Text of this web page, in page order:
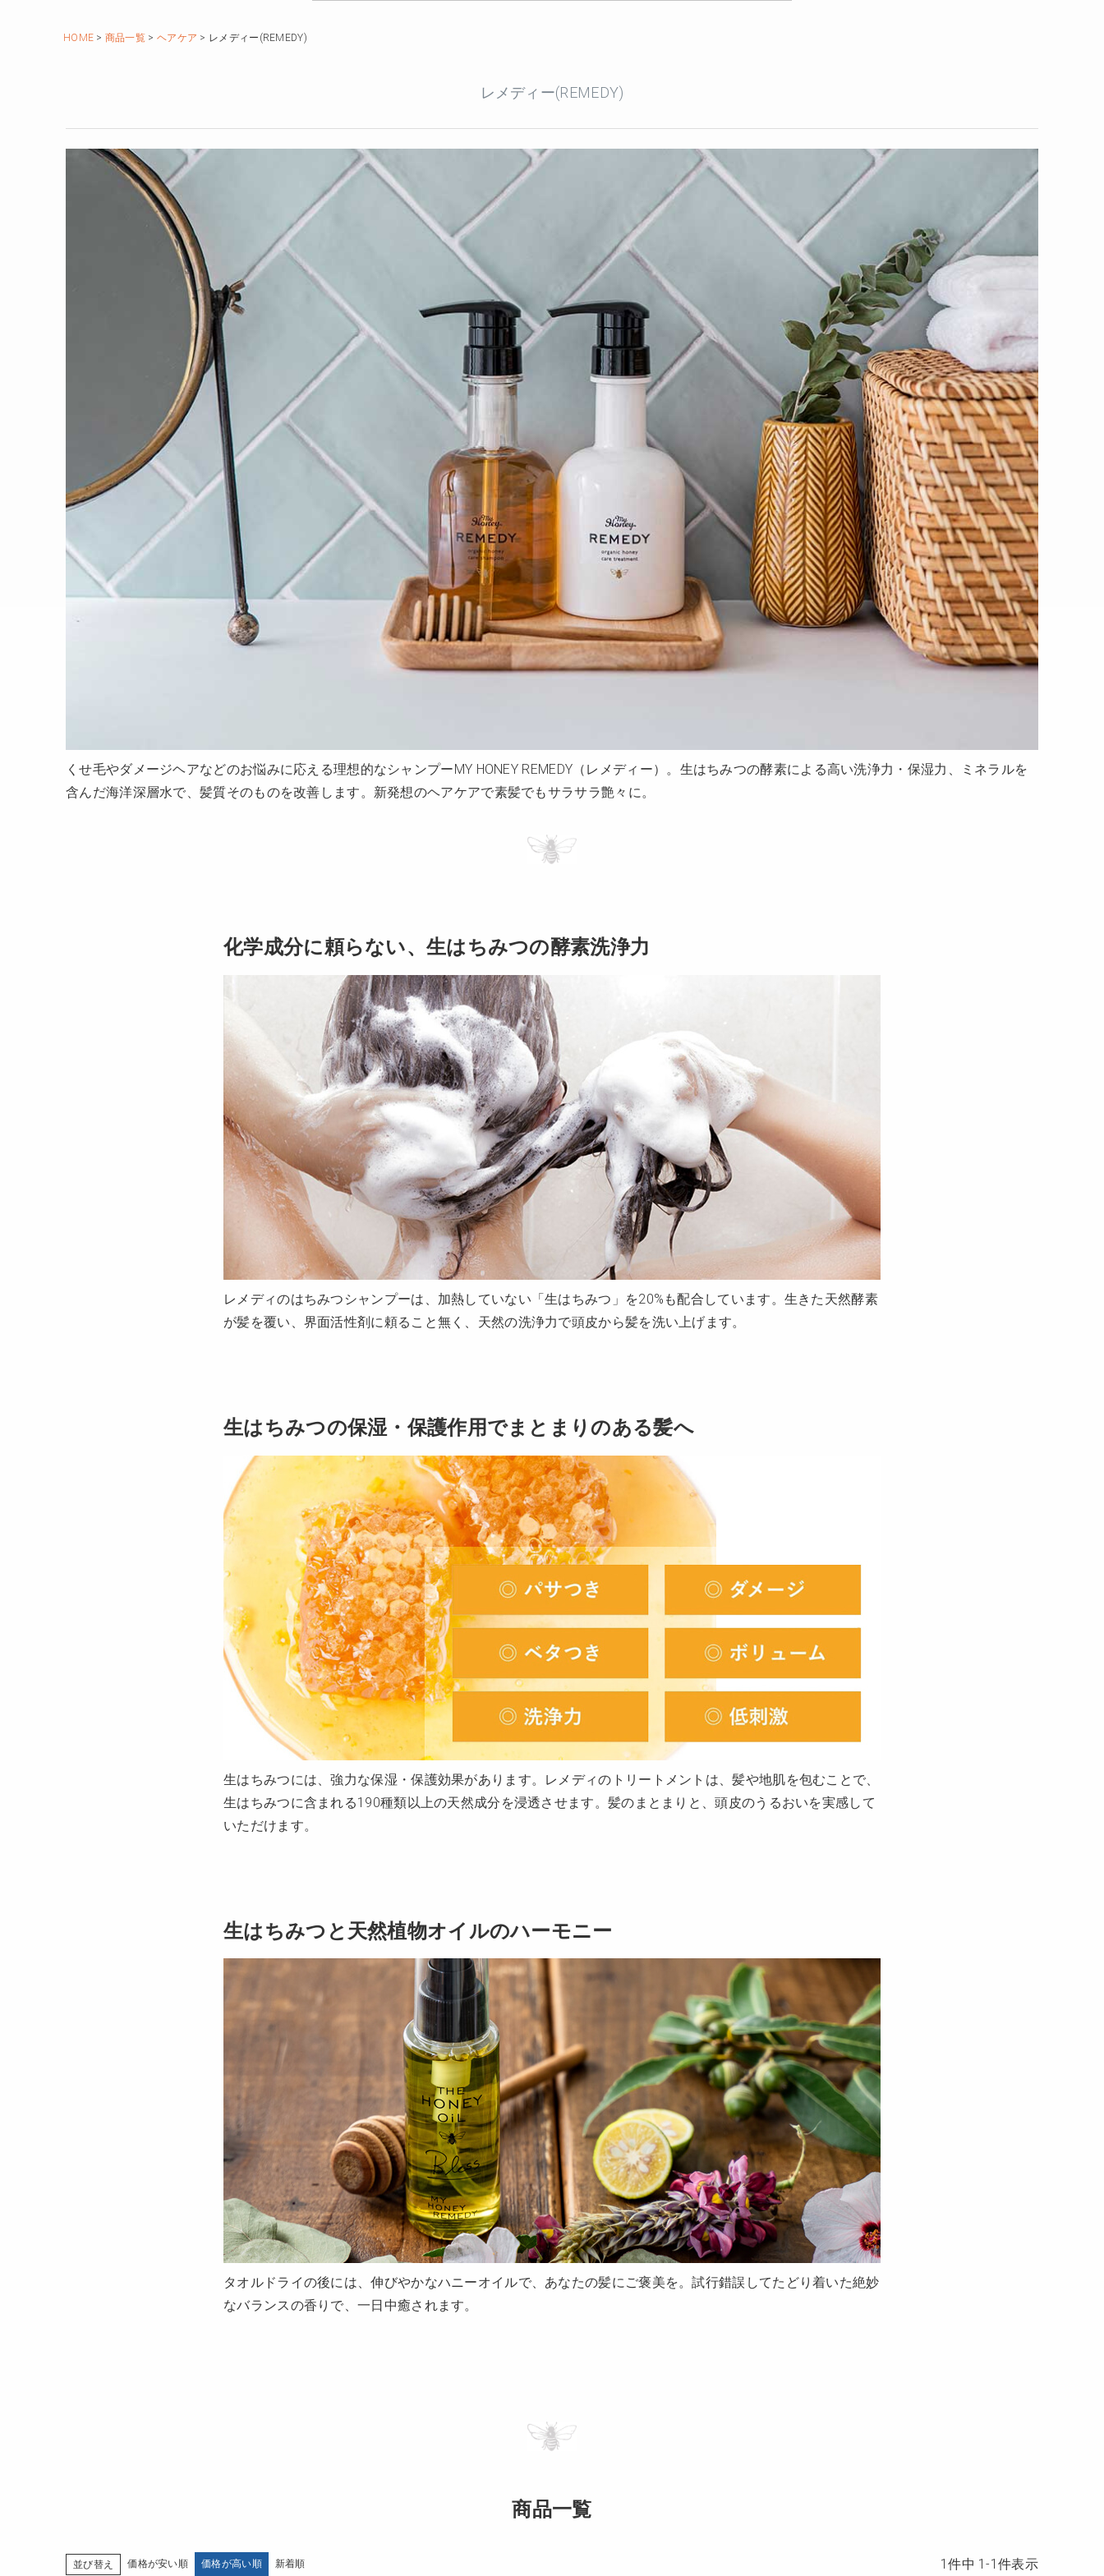
HOME 商品一覧 ヘアケア レメディー(REMEDY)
レメディー(REMEDY)
くせ毛やダメージヘアなどのお悩みに応える理想的なシャンプーMY HONEY REMEDY（レメディー）。生はちみつの酵素による高い洗浄力・保湿力、ミネラルを
含んだ海洋深層水で、髪質そのものを改善します。新発想のヘアケアで素髪でもサラサラ艶々に。
化学成分に頼らない、生はちみつの酵素洗浄力
レメディのはちみつシャンプーは、加熱していない「生はちみつ」を20%も配合しています。生きた天然酵素
が髪を覆い、界面活性剤に頼ること無く、天然の洗浄力で頭皮から髪を洗い上げます。
生はちみつの保湿・保護作用でまとまりのある髪へ
生はちみつには、強力な保湿・保護効果があります。レメディのトリートメントは、髪や地肌を包むことで、
生はちみつに含まれる190種類以上の天然成分を浸透させます。髪のまとまりと、頭皮のうるおいを実感して
いただけます。
生はちみつと天然植物オイルのハーモニー
タオルドライの後には、伸びやかなハニーオイルで、あなたの髪にご褒美を。試行錯誤してたどり着いた絶妙
なバランスの香りで、一日中癒されます。
商品一覧
並び替え 価格が安い順 価格が高い順 新着順 1件中 1-1件表示